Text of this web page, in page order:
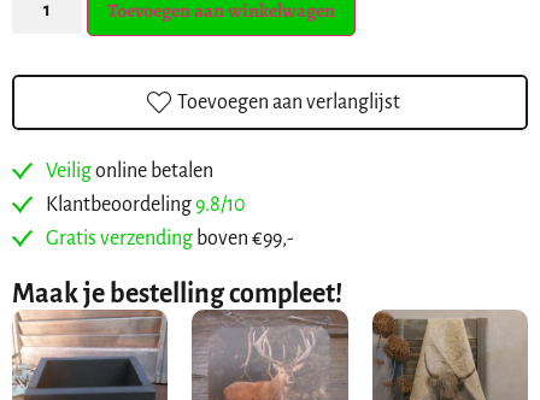
Toevoegen aan winkelwagen
Toevoegen aan verlanglijst
Veiligonline betalen
Klantbeoordeling9.8/10
Gratis verzendingboven €99,-
Maak je bestelling compleet!